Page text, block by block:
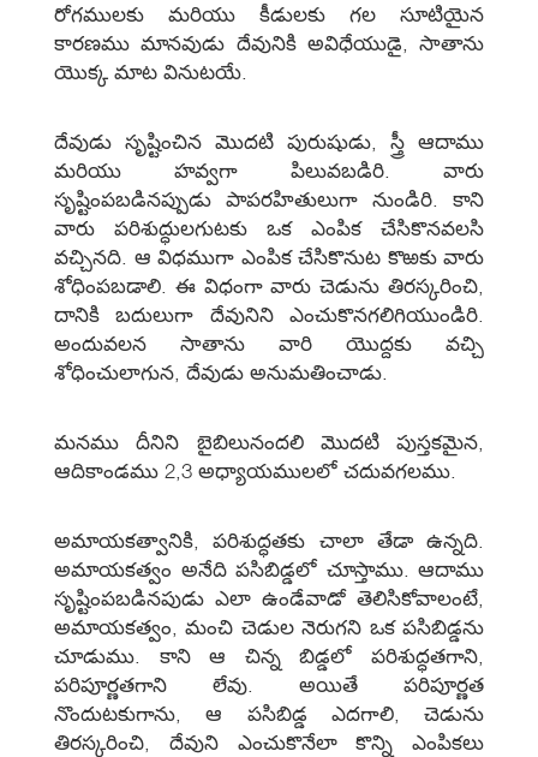
రోగములకు మరియు కీడులకు గల సూటియైన
కారణము మానవుడు దేవునికి అవిధేయుడై, సాతాను
యొక్క మాట వినుటయే.
దేవుడు సృష్టించిన మొదటి పురుషుడు, స్త్రీ ఆదాము
మరియు హవ్వగా పిలువబడిరి. వారు
సృష్టింపబడినప్పుడు పాపరహితులుగా నుండిరి. కాని
వారు పరిశుద్ధులగుటకు ఒక ఎంపిక చేసికొనవలసి
వచ్చినది. ఆ విధముగా ఎంపిక చేసికొనుట కొఱకు వారు
శోధింపబడాలి. ఈ విధంగా వారు చెడును తిరస్కరించి,
దానికి బదులుగా దేవునిని ఎంచుకొనగలిగియుండిరి.
అందువలన సాతాను వారి యొద్దకు వచ్చి
శోధించులాగున, దేవుడు అనుమతించాడు.
మనము దీనిని బైబిలునందలి మొదటి పుస్తకమైన,
ఆదికాండము 2,3 అధ్యాయములలో చదువగలము.
అమాయకత్వానికి, పరిశుద్ధతకు చాలా తేడా ఉన్నది.
అమాయకత్వం అనేది పసిబిడ్డలో చూస్తాము. ఆదాము
సృష్టింపబడినపుడు ఎలా ఉండేవాడో తెలిసికోవాలంటే,
అమాయకత్వం, మంచి చెడుల నెరుగని ఒక పసిబిడ్డను
చూడుము. కాని ఆ చిన్న బిడ్డలో పరిశుద్ధతగాని,
పరిపూర్ణతగాని లేవు. అయితే పరిపూర్ణత
నొందుటకుగాను, ఆ పసిబిడ్డ ఎదగాలి, చెడును
తిరస్కరించి, దేవుని ఎంచుకొనేలా కొన్ని ఎంపికలు